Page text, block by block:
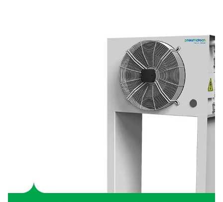
Son Soğutucular Nasıl
Son soğutucular, basınçlı havanın sıcaklığını
buharının yoğuşmasını ve sistemden uzaklaştırılmasını
ana tip vardır:
Hava soğutmalı son soğutucular
Bunlar, kanatlı borulardan oluşan bir ağdan geçerken
havayı soğutmak için ortam havasını kullanır. Bir
üzerinde hava sirkülasyonu yaparak ısıyı ve yoğuşan
ve daha sonra bir nem separatörü tarafından
soğutmalı modeller enerji tasarrufludur ve suyun